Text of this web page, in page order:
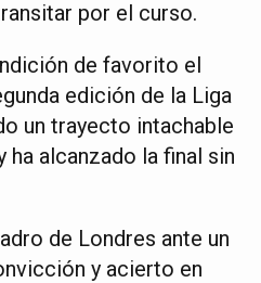
por el curso.
de favorito el
edición de la Liga
un trayecto intachable
ha alcanzado la final sin
de Londres ante un
y acierto en